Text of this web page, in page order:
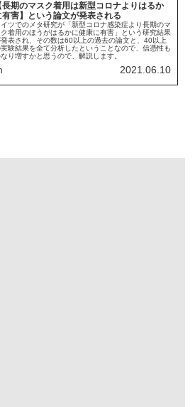
長期のマスク着用は新型コロナよりはるか
有害】という論文が発表される
イツでのメタ研究が「新型コロナ感染症より長期のマ
ク着用のほうがはるかに健康に有害」という研究結果
表され、その数は60以上の過去の論文と、40以上
験結果を全て分析したということなので、信憑性も
り増すかと思うので、解説します。
2021.06.10